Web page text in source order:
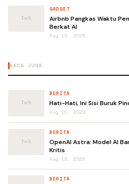
GADGET
Airbnb Pangkas Waktu
Berkat AI
Aug 10, 2026
BACA JUGA
BERITA
Hati-Hati, Ini Sisi Buruk
Aug 10, 2026
BERITA
OpenAI Astra: Model AI
Kritis
Aug 10, 2026
BERITA